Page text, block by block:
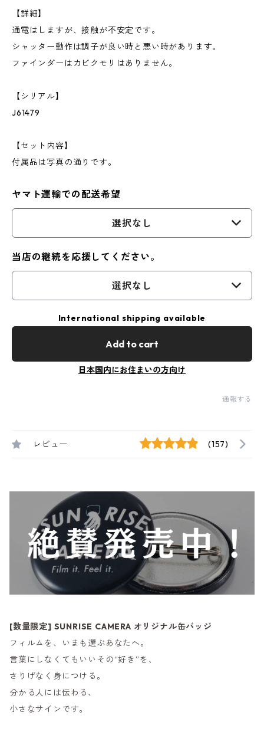
【詳細】
通電はしますが、接触が不安定です。
シャッター動作は調子が良い時と悪い時があります。
ファインダーはカビクモリはありません。
【シリアル】
J61479
【セット内容】
付属品は写真の通りです。
ヤマト運輸での配送希望
選択なし
当店の継続を応援してください。
選択なし
International shipping available
Add to cart
日本国内にお住まいの方向け
通報する
レビュー (157)
[数量限定] SUNRISE CAMERA オリジナル缶バッジ
フィルムを、いまも選ぶあなたへ。
言葉にしなくてもいいその“好き”を、
さりげなく身につける。
分かる人には伝わる、
小さなサインです。